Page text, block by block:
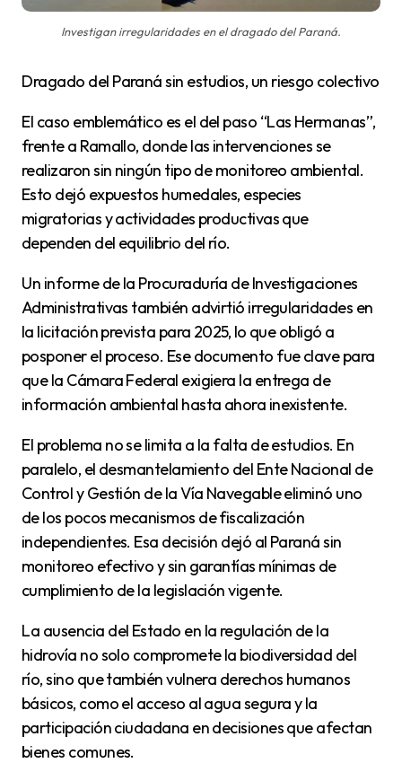
Investigan irregularidades en el dragado del Paraná.
Dragado del Paraná sin estudios, un riesgo colectivo
El caso emblemático es el del paso “Las Hermanas”,
frente a Ramallo, donde las intervenciones se
realizaron sin ningún tipo de monitoreo ambiental.
Esto dejó expuestos humedales, especies
migratorias y actividades productivas que
dependen del equilibrio del río.
Un informe de la Procuraduría de Investigaciones
Administrativas también advirtió irregularidades en
la licitación prevista para 2025, lo que obligó a
posponer el proceso. Ese documento fue clave para
que la Cámara Federal exigiera la entrega de
información ambiental hasta ahora inexistente.
El problema no se limita a la falta de estudios. En
paralelo, el desmantelamiento del Ente Nacional de
Control y Gestión de la Vía Navegable eliminó uno
de los pocos mecanismos de fiscalización
independientes. Esa decisión dejó al Paraná sin
monitoreo efectivo y sin garantías mínimas de
cumplimiento de la legislación vigente.
La ausencia del Estado en la regulación de la
hidrovía no solo compromete la biodiversidad del
río, sino que también vulnera derechos humanos
básicos, como el acceso al agua segura y la
participación ciudadana en decisiones que afectan
bienes comunes.